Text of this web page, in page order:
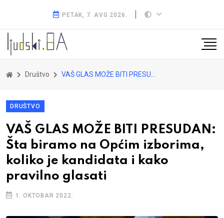
PETAK, 7. AVG 2026.
Društvo VAŠ GLAS MOŽE BITI PRESUDAN: Šta biramo na Općim izborima, koliko je kandidata i kako pravilno glasati
DRUŠTVO
VAŠ GLAS MOŽE BITI PRESUDAN:
Šta biramo na Općim izborima,
koliko je kandidata i kako
pravilno glasati
1. OKTOBAR 2022.